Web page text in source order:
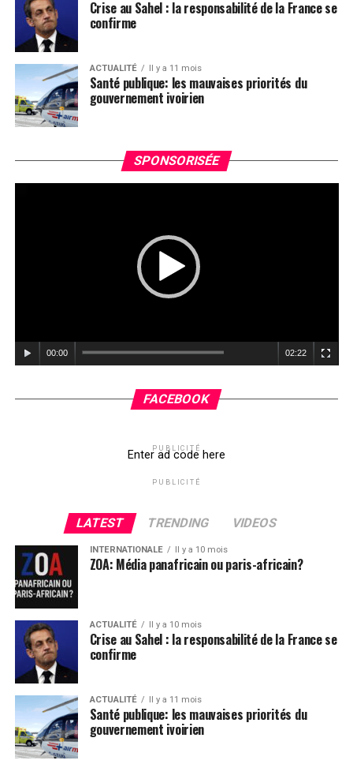
consensus sera cruciale pour la stabilité politique et
économique de la France.
Leadernews.ci
Facebook
Twitter
Comments
Crise au Sahel : la responsabilité de la France se
confirme
ACTUALITÉ Il y a 11 mois
Santé publique: les mauvaises priorités du
gouvernement ivoirien
SPONSORISÉE
00:00 02:22
FACEBOOK
PUBLICITÉ
Enter ad code here
PUBLICITÉ
LATEST TRENDING VIDEOS
INTERNATIONALE Il y a 10 mois
ZOA: Média panafricain ou paris-africain?
ACTUALITÉ Il y a 10 mois
Crise au Sahel : la responsabilité de la France se
confirme
ACTUALITÉ Il y a 11 mois
Santé publique: les mauvaises priorités du
gouvernement ivoirien